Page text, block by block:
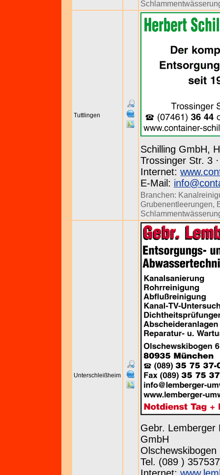
Tuttlingen
Schilling GmbH,
Trossinger Str. 3
Internet:
E-Mail:
Branchen:
Grubenentleerungen,
Unterschleißheim
Gebr. Lemberger
GmbH
Olschewskibogen
Tel. (089 )